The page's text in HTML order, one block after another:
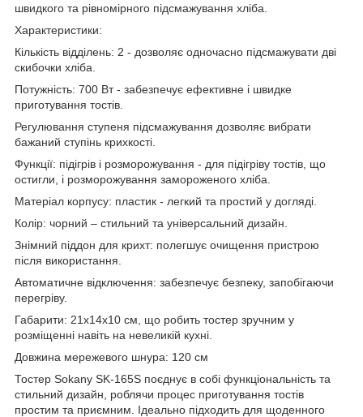
швидкого та рівномірного підсмажування хліба.
Характеристики:
Кількість відділень: 2 - дозволяє одночасно підсмажувати дві
скибочки хліба.
Потужність: 700 Вт - забезпечує ефективне і швидке
приготування тостів.
Регулювання ступеня підсмажування дозволяє вибрати
бажаний ступінь крихкості.
Функції: підігрів і розморожування - для підігріву тостів, що
остигли, і розморожування замороженого хліба.
Матеріал корпусу: пластик - легкий та простий у догляді.
Колір: чорний – стильний та універсальний дизайн.
Знімний піддон для крихт: полегшує очищення пристрою
після використання.
Автоматичне відключення: забезпечує безпеку, запобігаючи
перегріву.
Габарити: 21х14х10 см, що робить тостер зручним у
розміщенні навіть на невеликій кухні.
Довжина мережевого шнура: 120 см
Тостер Sokany SK-165S поєднує в собі функціональність та
стильний дизайн, роблячи процес приготування тостів
простим та приємним. Ідеально підходить для щоденного